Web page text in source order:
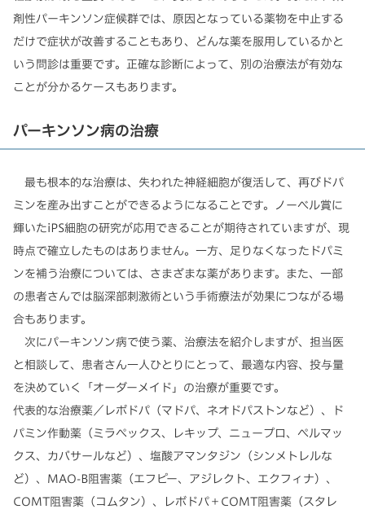
剤性パーキンソン症候群では、原因となっている薬物を中止する
だけで症状が改善することもあり、どんな薬を服用しているかと
いう問診は重要です。正確な診断によって、別の治療法が有効な
ことが分かるケースもあります。
パーキンソン病の治療
最も根本的な治療は、失われた神経細胞が復活して、再びドパ
ミンを産み出すことができるようになることです。ノーベル賞に
輝いたiPS細胞の研究が応用できることが期待されていますが、現
時点で確立したものはありません。一方、足りなくなったドパミ
ンを補う治療については、さまざまな薬があります。また、一部
の患者さんでは脳深部刺激術という手術療法が効果につながる場
合もあります。
次にパーキンソン病で使う薬、治療法を紹介しますが、担当医
と相談して、患者さん一人ひとりにとって、最適な内容、投与量
を決めていく「オーダーメイド」の治療が重要です。
代表的な治療薬／レボドパ（マドパ、ネオドパストンなど）、ド
パミン作動薬（ミラペックス、レキップ、ニュープロ、ペルマッ
クス、カバサールなど）、塩酸アマンタジン（シンメトレルな
ど）、MAO-B阻害薬（エフピー、アジレクト、エクフィナ）、
COMT阻害薬（コムタン）、レボドパ＋COMT阻害薬（スタレ